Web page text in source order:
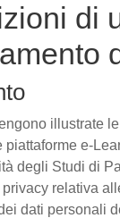
di
illustrate
piattaforme e-
degli Studi di
privacy relativa
dati personali